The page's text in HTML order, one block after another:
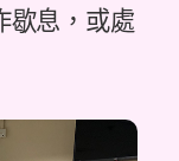
歇息，或處